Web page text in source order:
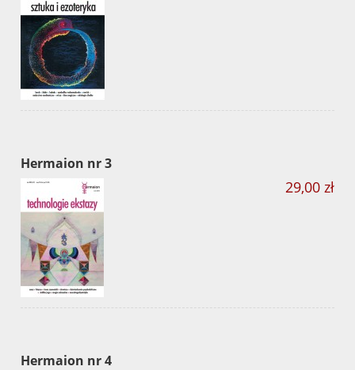
Hermaion nr 3
29,00 zł
Hermaion nr 4